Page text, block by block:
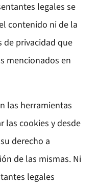
legales se
contenido ni de la
de privacidad que
mencionados en
las herramientas
las cookies y desde
derecho a
de las mismas. Ni
legales